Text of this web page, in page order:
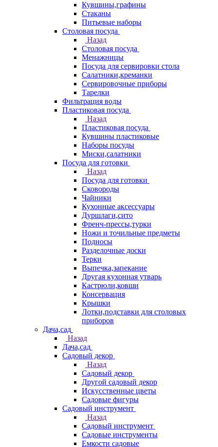
Кувшины,графины
Стаканы
Питьевые наборы
Столовая посуда
Назад
Столовая посуда
Менажницы
Посуда для сервировки стола
Салатники,креманки
Сервировочные приборы
Тарелки
Фильтрация воды
Пластиковая посуда
Назад
Пластиковая посуда
Кувшины пластиковые
Наборы посуды
Миски,салатники
Посуда для готовки
Назад
Посуда для готовки
Сковороды
Чайники
Кухонные аксессуары
Дуршлаги,сито
Френч-прессы,турки
Ножи и точильные предметы
Подносы
Разделочные доски
Терки
Выпечка,запекание
Другая кухонная утварь
Кастрюли,ковши
Консервация
Крышки
Лотки,подставки для столовых
приборов
Дача,сад
Назад
Дача,сад
Садовый декор
Назад
Садовый декор
Другой садовый декор
Искусственные цветы
Садовые фигуры
Садовый инструмент
Назад
Садовый инструмент
Садовые инструменты
Емкости садовые